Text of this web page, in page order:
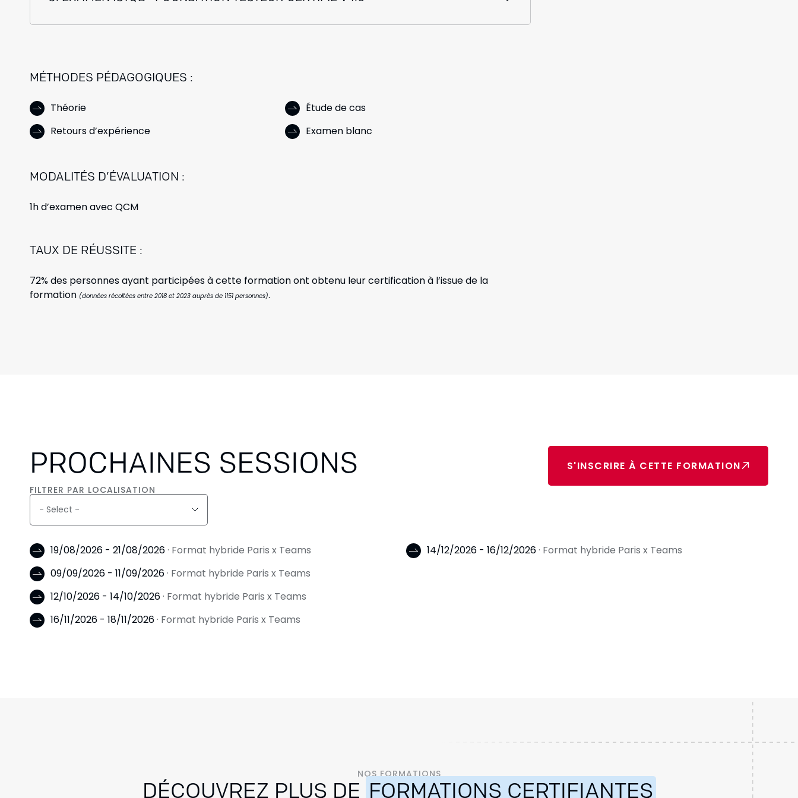
MÉTHODES PÉDAGOGIQUES :
Théorie
Étude de cas
Retours d’expérience
Examen blanc
MODALITÉS D’ÉVALUATION :
1h d’examen avec QCM
TAUX DE RÉUSSITE :
72% des personnes ayant participées à cette formation ont obtenu leur certification à l’issue de la
formation (données récoltées entre 2018 et 2023 auprès de 1151 personnes).
PROCHAINES SESSIONS S'INSCRIRE À CETTE FORMATION
FILTRER PAR LOCALISATION
19/08/2026 - 21/08/2026· Format hybride Paris x Teams
09/09/2026 - 11/09/2026· Format hybride Paris x Teams
12/10/2026 - 14/10/2026· Format hybride Paris x Teams
16/11/2026 - 18/11/2026· Format hybride Paris x Teams
14/12/2026 - 16/12/2026· Format hybride Paris x Teams
NOS FORMATIONS
DÉCOUVREZ PLUS DE FORMATIONS CERTIFIANTES